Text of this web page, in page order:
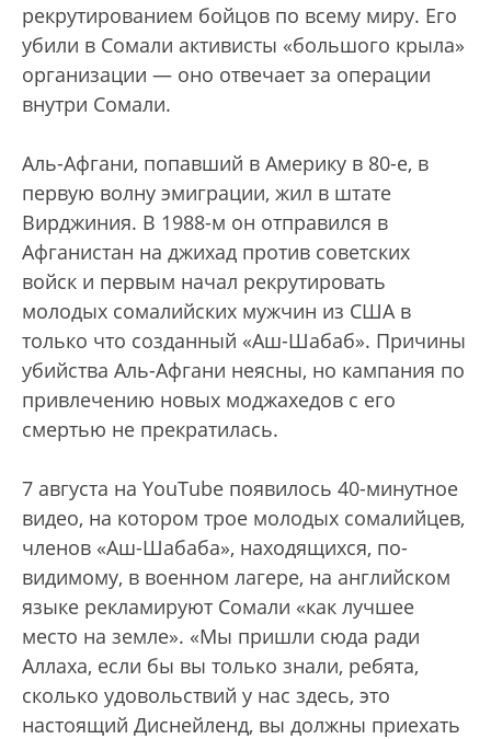
рекрутированием бойцов по всему миру. Его
убили в Сомали активисты «большого крыла»
организации — оно отвечает за операции
внутри Сомали.
Аль-Афгани, попавший в Америку в 80-е, в
первую волну эмиграции, жил в штате
Вирджиния. В 1988-м он отправился в
Афганистан на джихад против советских
войск и первым начал рекрутировать
молодых сомалийских мужчин из США в
только что созданный «Аш-Шабаб». Причины
убийства Аль-Афгани неясны, но кампания по
привлечению новых моджахедов с его
смертью не прекратилась.
7 августа на YouTube появилось 40-минутное
видео, на котором трое молодых сомалийцев,
членов «Аш-Шабаба», находящихся, по-
видимому, в военном лагере, на английском
языке рекламируют Сомали «как лучшее
место на земле». «Мы пришли сюда ради
Аллаха, если бы вы только знали, ребята,
сколько удовольствий у нас здесь, это
настоящий Диснейленд, вы должны приехать